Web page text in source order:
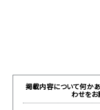
掲載内容について何か
わせをお